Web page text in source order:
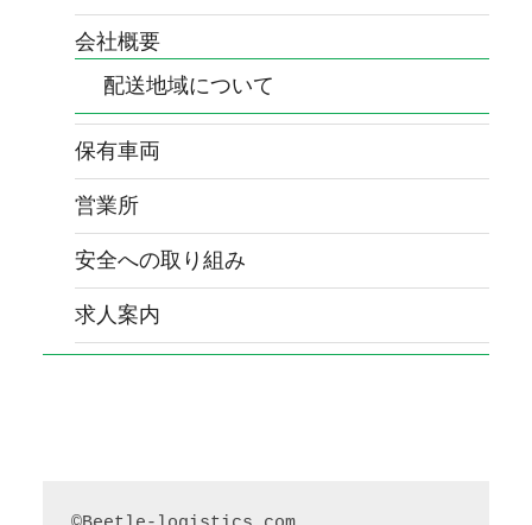
会社概要
配送地域について
保有車両
営業所
安全への取り組み
求人案内